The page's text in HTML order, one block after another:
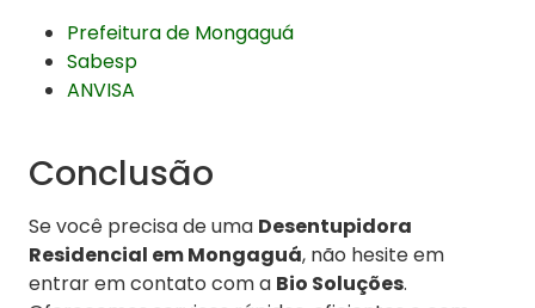
Prefeitura de Mongaguá
Sabesp
ANVISA
Conclusão
Se você precisa de uma Desentupidora
Residencial em Mongaguá, não hesite em
entrar em contato com a Bio Soluções.